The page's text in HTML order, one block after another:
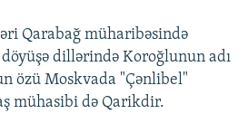
Qarabağ müharibəsində
dillərində Koroğlunun adı
özü Moskvada "Çənlibel"
mühasibi də Qarikdir.